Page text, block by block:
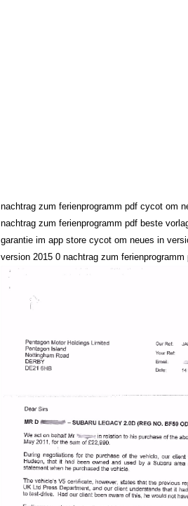
nachtrag zum ferienprogramm pdf cycot om
nachtrag zum ferienprogramm pdf beste
garantie im app store cycot om neues in
version 2015 0 nachtrag zum ferienprogramm